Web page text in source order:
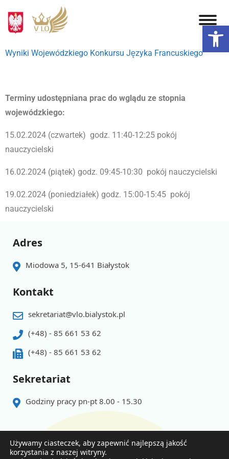
Wyniki Wojewódzkiego Konkursu Języka Francuskiego
Terminy udostępniana prac do wglądu ze stopnia
wojewódzkiego:
15.02.2024 (czwartek) godz. 11:40-12:25 pokój
nauczycielski
16.02.2024 (piątek) godz. 09:45-10:30 pokój nauczycielski
19.02.2024 (poniedziałek) godz. 15:00-15:45 pokój
nauczycielski
Adres
Miodowa 5, 15-641 Białystok
Kontakt
sekretariat@vlo.bialystok.pl
(+48) - 85 661 53 62
(+48) - 85 661 53 62
Sekretariat
Godziny pracy pn-pt 8.00 - 15.30
Używamy ciasteczek, aby zapewnić najlepszą jakość
korzystania z naszej witryny.